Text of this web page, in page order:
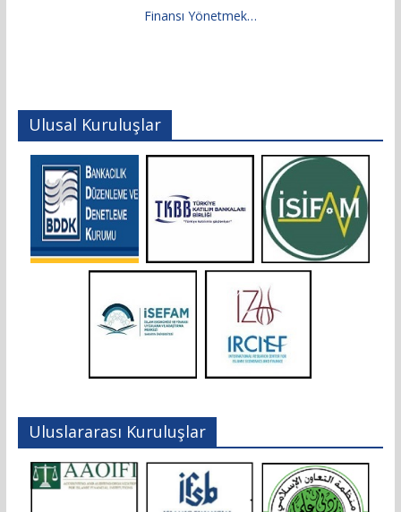
Finansı Yönetmek…
Ulusal Kuruluşlar
Uluslararası Kuruluşlar